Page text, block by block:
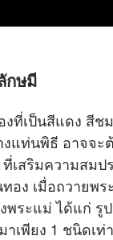
กษมี
ที่เป็นสีแดง​ สีช
งแท่นพิธี​ อาจจ
เสริมความสมป
ทอง​ เมื่อถวาย
พระแม่​ ได้แก่
เพียง 1 ชนิดเท่